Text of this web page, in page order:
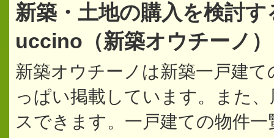
新築・土地の購入を検討
uccino（新築オウチーノ
新築オウチーノは新築一戸建
っぱい掲載しています。また
スできます。一戸建ての物件